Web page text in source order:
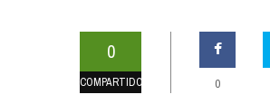
0
COMPARTIDOS 0